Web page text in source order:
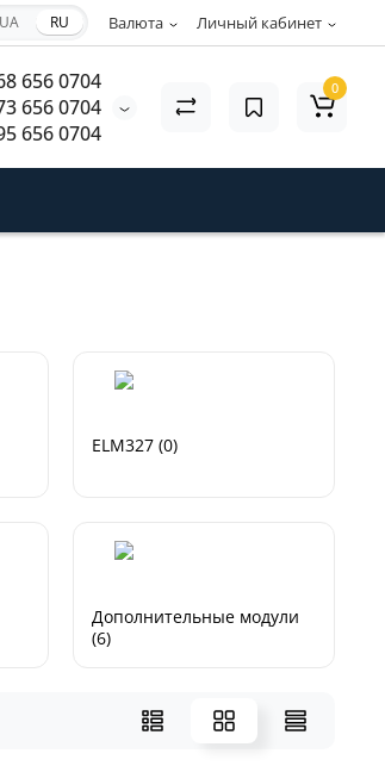
Личный кабинет
Валюта
UA RU
656 0704
656 0704
656 0704
0
ELM327 (0)
Дополнительные модули
(6)